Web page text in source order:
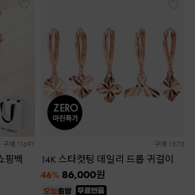
구매 11691
핑백
구매 1570
14K 스타컷팅 데일리 드롭 귀걸이
46% 86,000원